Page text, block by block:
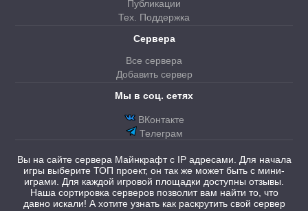
Публикации
Тех. Поддержка
Сервера
Все сервера
Добавить сервер
Мы в соц. сетях
ВКонтакте
Телеграм
Вы на сайте сервера Майнкрафт с IP адресами. Для начала
игры выберите ТОП проект, он так же может быть с мини-
играми. Для каждой игровой площадки доступны отзывы.
Наша сортировка серверов позволит вам найти то, что
давно искали! А хотите узнать как раскрутить свой сервер